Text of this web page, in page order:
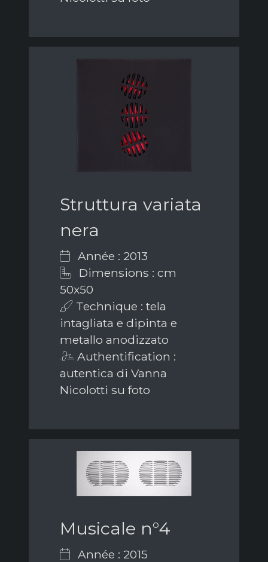
Struttura variata
nera
Année : 2013
Dimensions : cm
50x50
Technique : tela
intagliata e dipinta e
metallo anodizzato
Authentification :
autentica di Vanna
Nicolotti su foto
Musicale n°4
Année : 2015